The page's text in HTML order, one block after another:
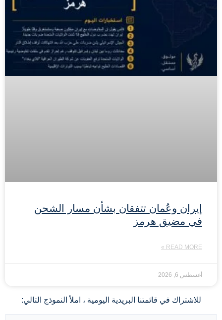
إيران وعُمان تتفقان بشأن مسار الشحن
في مضيق هرمز
READ MORE »
أغسطس 6, 2026
للاشتراك في قائمتنا البريدية اليومية ، املأ النموذج التالي: